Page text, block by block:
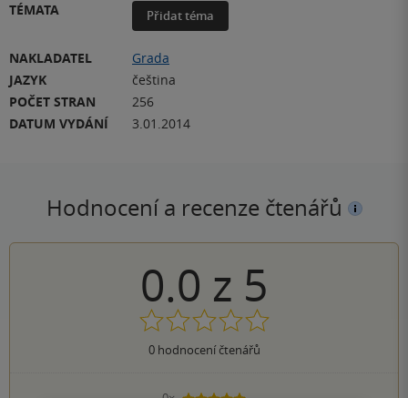
TÉMATA
Přidat téma
NAKLADATEL
Grada
JAZYK
čeština
POČET STRAN
256
DATUM VYDÁNÍ
3.01.2014
Hodnocení a recenze čtenářů
0.0 z 5
0hodnocení čtenářů